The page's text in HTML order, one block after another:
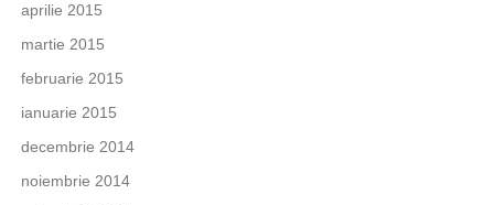
aprilie 2015
martie 2015
februarie 2015
ianuarie 2015
decembrie 2014
noiembrie 2014